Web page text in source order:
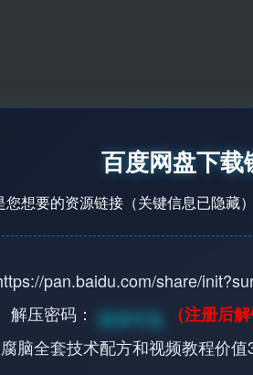
百度网盘下载
您想要的资源链接（关键信息已隐藏
pan.baidu.com/share/
解压密码：
登录可见
（注册后
脑全套技术配方和视频教程价值